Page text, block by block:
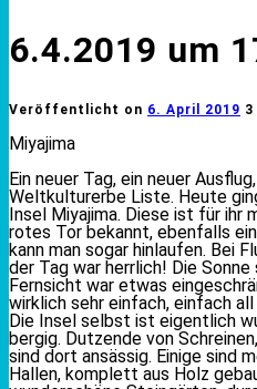
6.4.2019 um
Veröffentlicht on 6. April 2019
Miyajima
Ein neuer Tag, ein neuer
Weltkulturerbe Liste. Heute
Insel Miyajima. Diese ist für ihr
rotes Tor bekannt, ebenfalls
kann man sogar hinlaufen. Bei
der Tag war herrlich! Die Sonne
Fernsicht war etwas
wirklich sehr einfach, einfach
Die Insel selbst ist eigentlich
bergig. Dutzende von
sind dort ansässig. Einige sind
Hallen, komplett aus Holz